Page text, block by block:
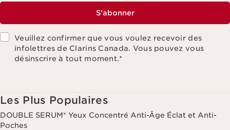
S'abonner
Veuillez confirmer que vous voulez recevoir des
infolettres de Clarins Canada. Vous pouvez vous
désinscrire à tout moment.*
Les Plus Populaires
DOUBLE SERUM® Yeux Concentré Anti-Âge Éclat et Anti-
Poches